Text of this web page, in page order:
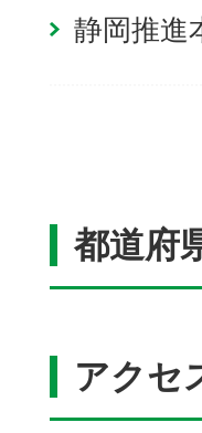
静岡推進
都道府
アクセ